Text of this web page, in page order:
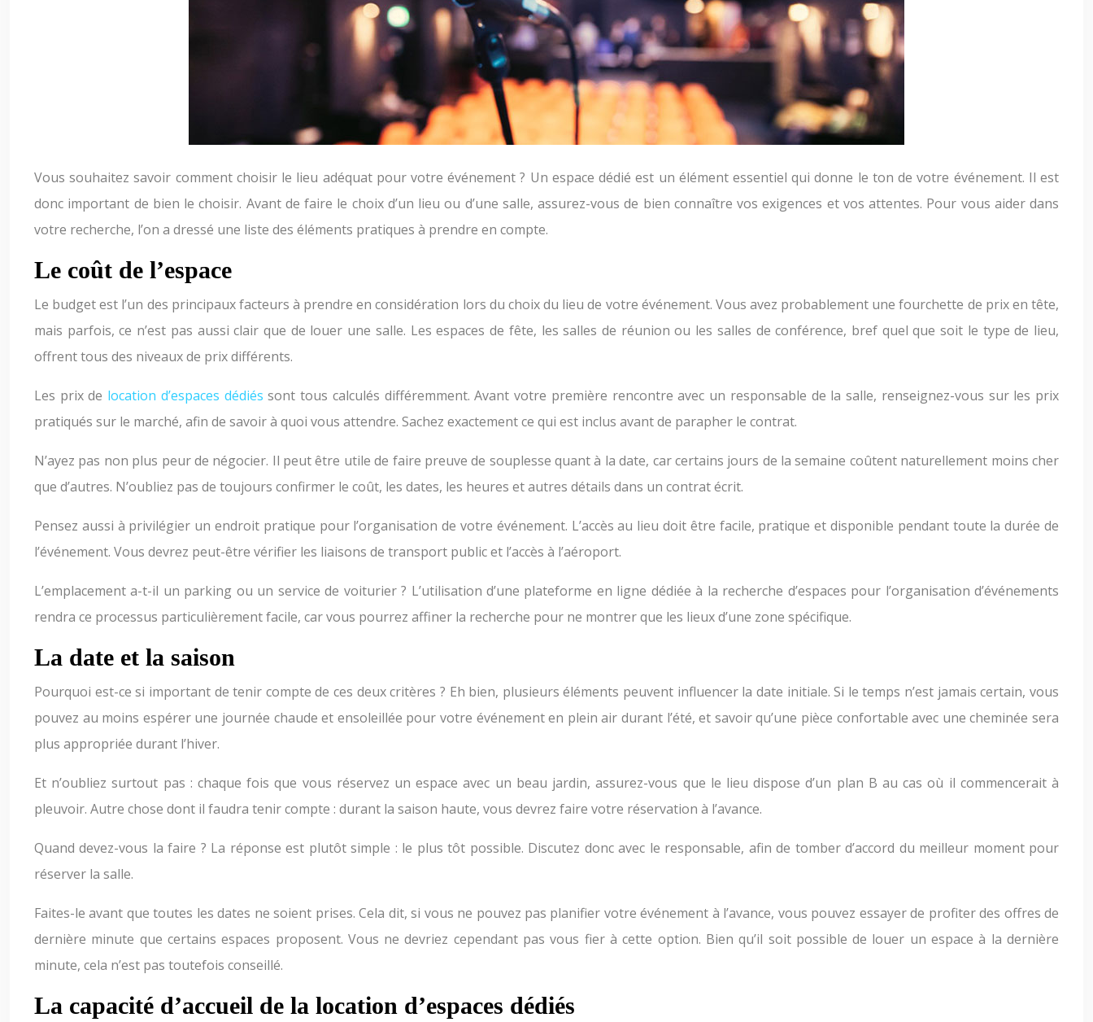
Vous souhaitez savoir comment choisir le lieu adéquat pour votre événement ? Un espace dédié est un élément essentiel qui donne le ton de votre événement. Il est
donc important de bien le choisir. Avant de faire le choix d’un lieu ou d’une salle, assurez-vous de bien connaître vos exigences et vos attentes. Pour vous aider dans
votre recherche, l’on a dressé une liste des éléments pratiques à prendre en compte.
Le coût de l’espace
Le budget est l’un des principaux facteurs à prendre en considération lors du choix du lieu de votre événement. Vous avez probablement une fourchette de prix en tête,
mais parfois, ce n’est pas aussi clair que de louer une salle. Les espaces de fête, les salles de réunion ou les salles de conférence, bref quel que soit le type de lieu,
offrent tous des niveaux de prix différents.
Les prix de location d’espaces dédiés sont tous calculés différemment. Avant votre première rencontre avec un responsable de la salle, renseignez-vous sur les prix
pratiqués sur le marché, afin de savoir à quoi vous attendre. Sachez exactement ce qui est inclus avant de parapher le contrat.
N’ayez pas non plus peur de négocier. Il peut être utile de faire preuve de souplesse quant à la date, car certains jours de la semaine coûtent naturellement moins cher
que d’autres. N’oubliez pas de toujours confirmer le coût, les dates, les heures et autres détails dans un contrat écrit.
Pensez aussi à privilégier un endroit pratique pour l’organisation de votre événement. L’accès au lieu doit être facile, pratique et disponible pendant toute la durée de
l’événement. Vous devrez peut-être vérifier les liaisons de transport public et l’accès à l’aéroport.
L’emplacement a-t-il un parking ou un service de voiturier ? L’utilisation d’une plateforme en ligne dédiée à la recherche d’espaces pour l’organisation d’événements
rendra ce processus particulièrement facile, car vous pourrez affiner la recherche pour ne montrer que les lieux d’une zone spécifique.
La date et la saison
Pourquoi est-ce si important de tenir compte de ces deux critères ? Eh bien, plusieurs éléments peuvent influencer la date initiale. Si le temps n’est jamais certain, vous
pouvez au moins espérer une journée chaude et ensoleillée pour votre événement en plein air durant l’été, et savoir qu’une pièce confortable avec une cheminée sera
plus appropriée durant l’hiver.
Et n’oubliez surtout pas : chaque fois que vous réservez un espace avec un beau jardin, assurez-vous que le lieu dispose d’un plan B au cas où il commencerait à
pleuvoir. Autre chose dont il faudra tenir compte : durant la saison haute, vous devrez faire votre réservation à l’avance.
Quand devez-vous la faire ? La réponse est plutôt simple : le plus tôt possible. Discutez donc avec le responsable, afin de tomber d’accord du meilleur moment pour
réserver la salle.
Faites-le avant que toutes les dates ne soient prises. Cela dit, si vous ne pouvez pas planifier votre événement à l’avance, vous pouvez essayer de profiter des offres de
dernière minute que certains espaces proposent. Vous ne devriez cependant pas vous fier à cette option. Bien qu’il soit possible de louer un espace à la dernière
minute, cela n’est pas toutefois conseillé.
La capacité d’accueil de la location d’espaces dédiés